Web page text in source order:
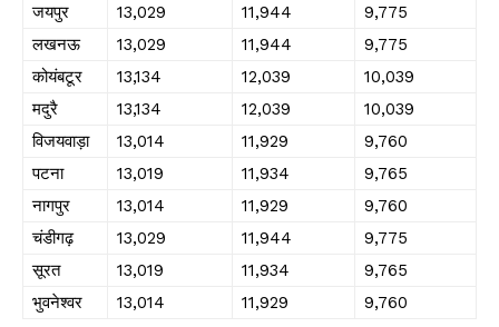
जयपुर
₹13,029 ₹11,944
₹9,775
लखनऊ
₹13,029 ₹11,944
₹9,775
कोयंबटूर
₹13,134 ₹12,039
₹10,039
मदुरै
₹13,134 ₹12,039
₹10,039
विजयवाड़ा
₹13,014 ₹11,929
₹9,760
पटना
₹13,019 ₹11,934
₹9,765
नागपुर
₹13,014 ₹11,929
₹9,760
चंडीगढ़
₹13,029 ₹11,944
₹9,775
सूरत
₹13,019 ₹11,934
₹9,765
भुवनेश्वर
₹13,014 ₹11,929 ₹9,760